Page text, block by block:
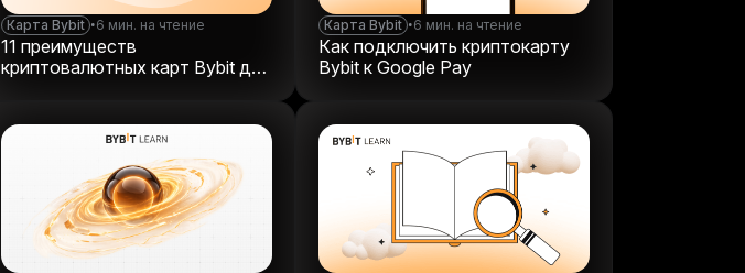
Карта Bybit •6 мин. на чтение
11 преимуществ
криптовалютных карт Bybit для
Карта Bybit •6 мин. на чтение
Как подключить криптокарту
Bybit к Google Pay